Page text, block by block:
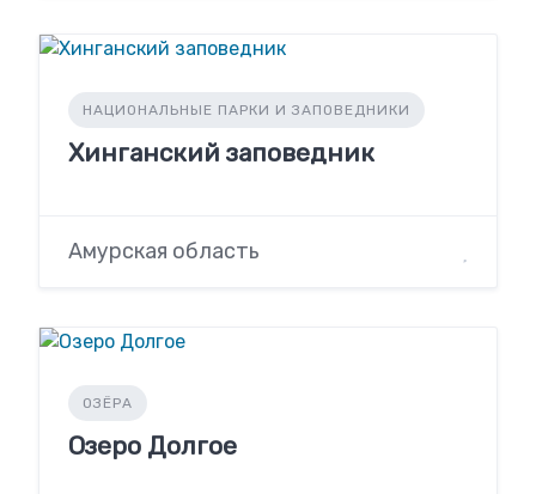
НАЦИОНАЛЬНЫЕ ПАРКИ И ЗАПОВЕДНИКИ
Хинганский заповедник
Амурская область
ОЗЁРА
Озеро Долгое